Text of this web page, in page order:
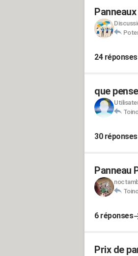
24 réponses
que
30 réponses
Panneau
6 réponses
Prix de